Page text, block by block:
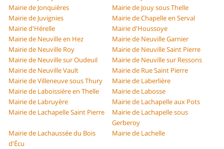
Mairie de Jonquières
Mairie de Jouy sous Thelle
Mairie de Juvignies
Mairie de Chapelle en Serval
Mairie d'Hérelle
Mairie d'Houssoye
Mairie de Neuville en Hez
Mairie de Neuville Garnier
Mairie de Neuville Roy
Mairie de Neuville Saint Pierre
Mairie de Neuville sur Oudeuil
Mairie de Neuville sur Ressons
Mairie de Neuville Vault
Mairie de Rue Saint Pierre
Mairie de Villeneuve sous Thury
Mairie de Laberlière
Mairie de Laboissière en Thelle
Mairie de Labosse
Mairie de Labruyère
Mairie de Lachapelle aux Pots
Mairie de Lachapelle Saint Pierre
Mairie de Lachapelle sous
Gerberoy
Mairie de Lachaussée du Bois
d'Écu
Mairie de Lachelle